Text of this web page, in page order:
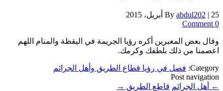
By abdul202 | 25 أبريل، 2015
0 Comment
وقال بعض المعبرين أكره رؤيا الجريمة في اليقظة والمنام اللهم
اعصمنا من ذلك بلطفك وكرمك.
Category: فصل في رؤيا قطاع الطريق وأهل الجرائم
Post navigation
←
أهل الجرائم قاطع الطريق →